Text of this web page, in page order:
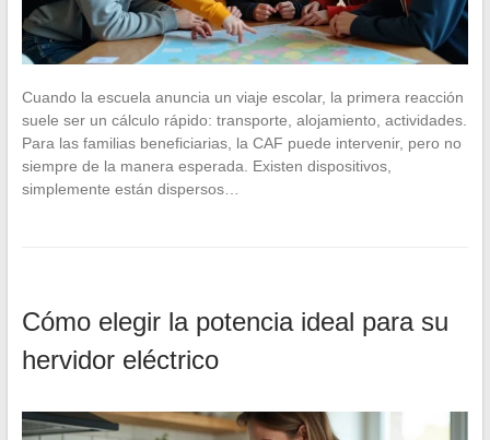
Cuando la escuela anuncia un viaje escolar, la primera reacción
suele ser un cálculo rápido: transporte, alojamiento, actividades.
Para las familias beneficiarias, la CAF puede intervenir, pero no
siempre de la manera esperada. Existen dispositivos,
simplemente están dispersos…
Cómo elegir la potencia ideal para su
hervidor eléctrico